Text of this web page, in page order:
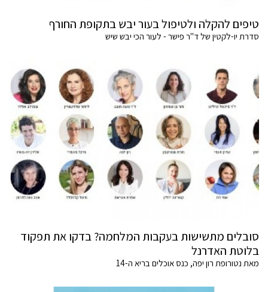
טיפים להקלה ולטיפול בעור יבש בתקופת החורף
סדרת יו-לקטין של ד"ר פישר - לעור הכי יבש שיש
סובלים מתשישות בעקבות המלחמה? בדקו את תפקוד
בלוטת האדרנל
מאת נטורופת רון יפה, כנס אוכלים בריא ה-14